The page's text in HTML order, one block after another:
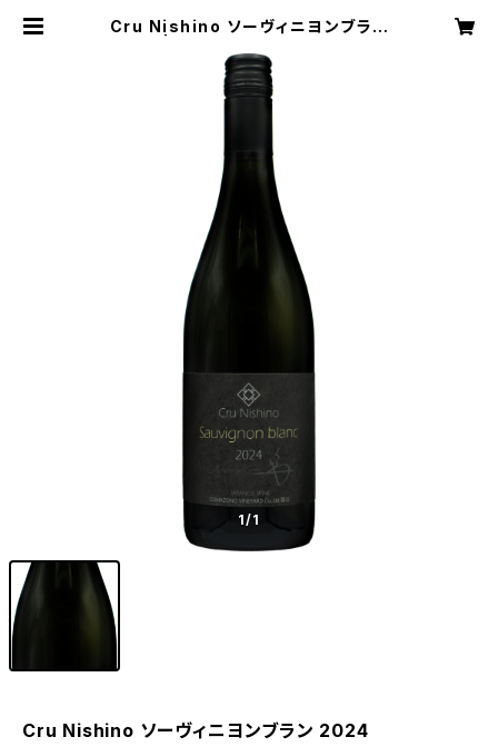
Cru Nishino ソーヴィニヨンブラン
ショップ
1/1
Cru Nishino ソーヴィニヨンブラン 2024